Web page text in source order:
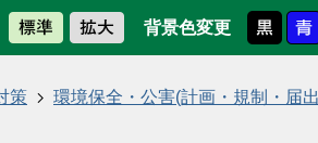
背景色変更
策 環境保全・公害(計画・規制・届